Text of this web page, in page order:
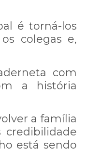
é torná-los
colegas e,
com
a história
a família
está sendo
talvez nossa
trabalhando